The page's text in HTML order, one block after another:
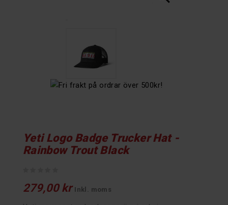
Yeti Logo Badge Trucker Hat -
Rainbow Trout Black
279,00 kr Inkl. moms